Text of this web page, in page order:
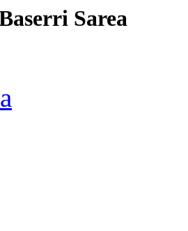
Sarea